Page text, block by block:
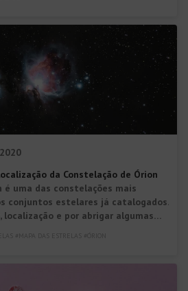
da Constelação de Órion
é uma das constelações mais
conjuntos estelares já catalogados.
localização e por abrigar algumas